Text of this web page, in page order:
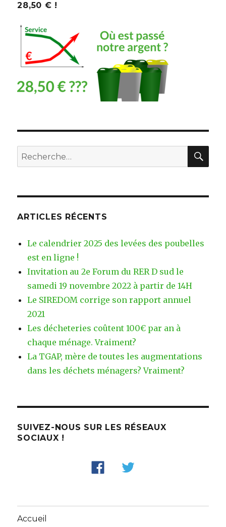
28,50 € !
Recherche
pour
ARTICLES RÉCENTS
Le calendrier 2025 des levées des poubelles
est en ligne !
Invitation au 2e Forum du RER D sud le
samedi 19 novembre 2022 à partir de 14H
Le SIREDOM corrige son rapport annuel
2021
Les décheteries coûtent 100€ par an à
chaque ménage. Vraiment?
La TGAP, mère de toutes les augmentations
dans les déchets ménagers? Vraiment?
SUIVEZ-NOUS SUR LES RÉSEAUX
SOCIAUX !
Accueil